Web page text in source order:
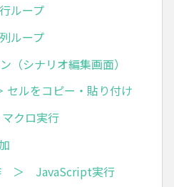
ループ
ループ
（シナリオ編集画面）
セルをコピー・貼り付け
クロ実行
＞ JavaScript実行